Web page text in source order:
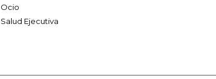
Ocio
Salud Ejecutiva